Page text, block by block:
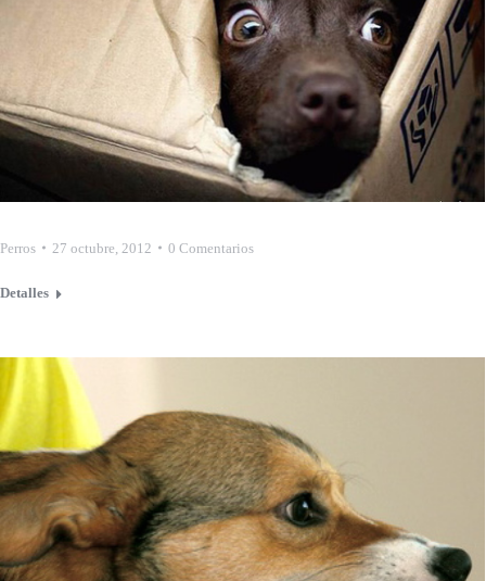
Perros 27 octubre, 2012 0 Comentarios
Detalles